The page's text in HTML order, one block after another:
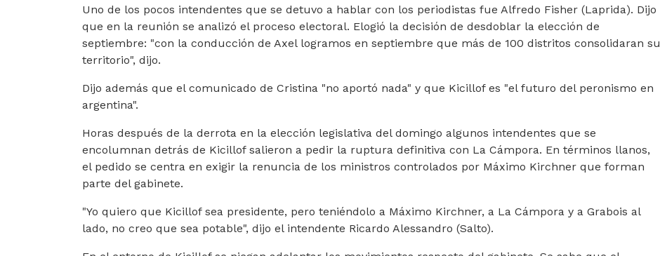
Uno de los pocos intendentes que se detuvo a hablar con los periodistas fue Alfredo Fisher (Laprida). Dijo
que en la reunión se analizó el proceso electoral. Elogió la decisión de desdoblar la elección de
septiembre: "con la conducción de Axel logramos en septiembre que más de 100 distritos consolidaran su
territorio", dijo.
Dijo además que el comunicado de Cristina "no aportó nada" y que Kicillof es "el futuro del peronismo en
argentina".
Horas después de la derrota en la elección legislativa del domingo algunos intendentes que se
encolumnan detrás de Kicillof salieron a pedir la ruptura definitiva con La Cámpora. En términos llanos,
el pedido se centra en exigir la renuncia de los ministros controlados por Máximo Kirchner que forman
parte del gabinete.
"Yo quiero que Kicillof sea presidente, pero teniéndolo a Máximo Kirchner, a La Cámpora y a Grabois al
lado, no creo que sea potable", dijo el intendente Ricardo Alessandro (Salto).